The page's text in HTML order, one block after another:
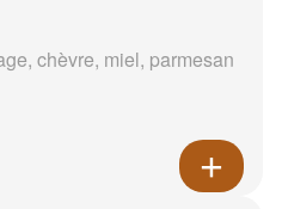
chèvre, miel, parmesan